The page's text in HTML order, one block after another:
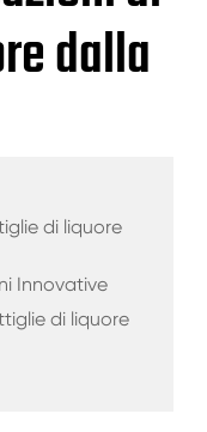
dalla
di liquore
Innovative
di liquore